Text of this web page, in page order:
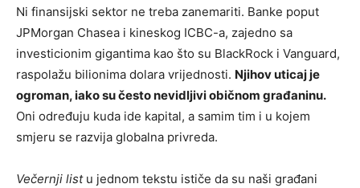
Ni finansijski sektor ne treba zanemariti. Banke poput
JPMorgan Chasea i kineskog ICBC-a, zajedno sa
investicionim gigantima kao što su BlackRock i Vanguard,
raspolažu bilionima dolara vrijednosti. Njihov uticaj je
ogroman, iako su često nevidljivi običnom građaninu.
Oni određuju kuda ide kapital, a samim tim i u kojem
smjeru se razvija globalna privreda.
Večernji listu jednom tekstu ističe da su naši građani